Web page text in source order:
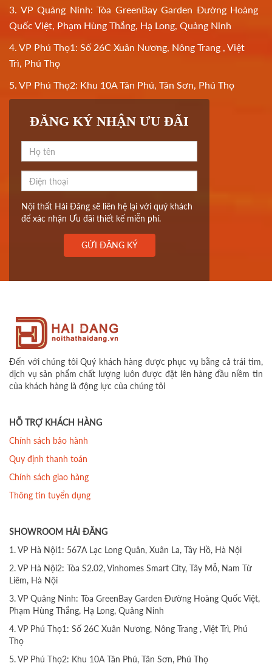
3. VP Quảng Ninh: Tòa GreenBay Garden Đường Hoàng
Quốc Việt, Phạm Hùng Thắng, Hạ Long, Quảng Ninh
4. VP Phú Thọ1: Số 26C Xuân Nương, Nông Trang , Việt
Trì, Phú Thọ
5. VP Phú Thọ2: Khu 10A Tân Phú, Tân Sơn, Phú Thọ
ĐĂNG KÝ NHẬN ƯU ĐÃI
Nội thất Hải Đăng sẽ liên hệ lại với quý khách
để xác nhận Ưu đãi thiết kế miễn phí.
GỬI ĐĂNG KÝ
Đến với chúng tôi Quý khách hàng được phục vụ bằng cả trái tim,
dịch vụ sản phẩm chất lượng luôn được đặt lên hàng đầu niềm tin
của khách hàng là động lực của chúng tôi
HỖ TRỢ KHÁCH HÀNG
Chính sách bảo hành
Quy định thanh toán
Chính sách giao hàng
Thông tin tuyển dụng
SHOWROOM HẢI ĐĂNG
1. VP Hà Nội1: 567A Lạc Long Quân, Xuân La, Tây Hồ, Hà Nội
2. VP Hà Nội2: Tòa S2.02, Vinhomes Smart City, Tây Mỗ, Nam Từ
Liêm, Hà Nội
3. VP Quảng Ninh: Tòa GreenBay Garden Đường Hoàng Quốc Việt,
Phạm Hùng Thắng, Hạ Long, Quảng Ninh
4. VP Phú Thọ1: Số 26C Xuân Nương, Nông Trang , Việt Trì, Phú
Thọ
5. VP Phú Thọ2: Khu 10A Tân Phú, Tân Sơn, Phú Thọ